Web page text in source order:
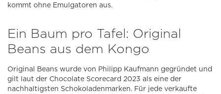
kommt ohne Emulgatoren aus.
Ein Baum pro Tafel: Original
Beans aus dem Kongo
Original Beans wurde von Philipp Kaufmann gegründet und
gilt laut der Chocolate Scorecard 2023 als eine der
nachhaltigsten Schokoladenmarken. Für jede verkaufte